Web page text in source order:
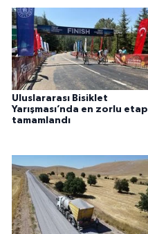
Uluslararası Bisiklet
Yarışması’nda en zorlu etap
tamamlandı